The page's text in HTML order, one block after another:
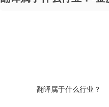
翻译属于什么行业？